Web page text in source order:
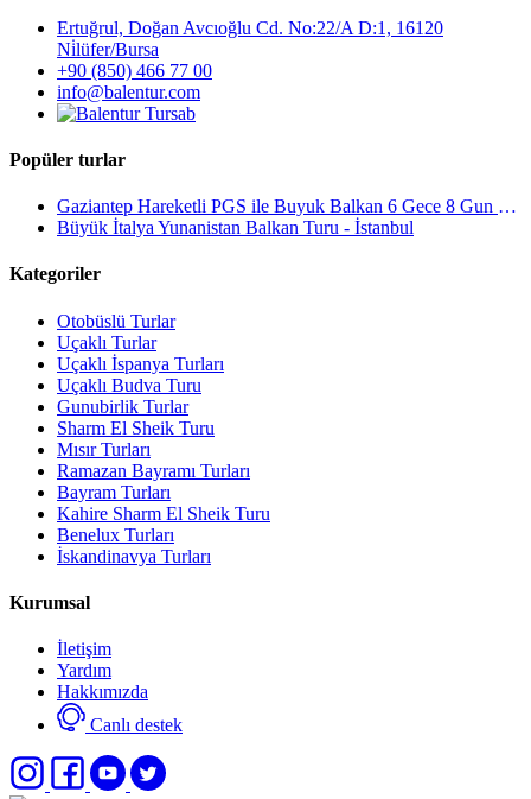
Ertuğrul, Doğan Avcıoğlu Cd. No:22/A D:1, 16120
Ni̇lüfer/Bursa
+90 (850) 466 77 00
info@balentur.com
Popüler turlar
Gaziantep Hareketli PGS ile Buyuk Balkan 6 Gece 8 Gun Vizesiz SKP-SKP
Büyük İtalya Yunanistan Balkan Turu - İstanbul
Kategoriler
Otobüslü Turlar
Uçaklı Turlar
Uçaklı İspanya Turları
Uçaklı Budva Turu
Gunubirlik Turlar
Sharm El Sheik Turu
Mısır Turları
Ramazan Bayramı Turları
Bayram Turları
Kahire Sharm El Sheik Turu
Benelux Turları
İskandinavya Turları
Kurumsal
İletişim
Yardım
Hakkımızda
Canlı destek
an
option